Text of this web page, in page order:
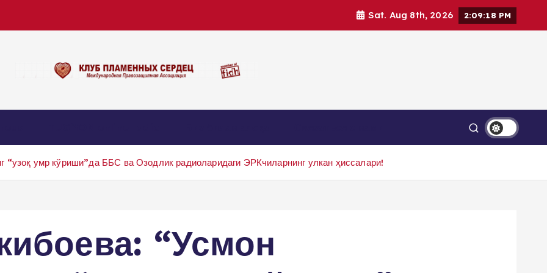
Sat. Aug 8th, 2026 2:09:20 PM
“узоқ умр кўриши”да ББС ва Озодлик радиоларидаги ЭРКчиларнинг улкан ҳиссалари!
“Усмон